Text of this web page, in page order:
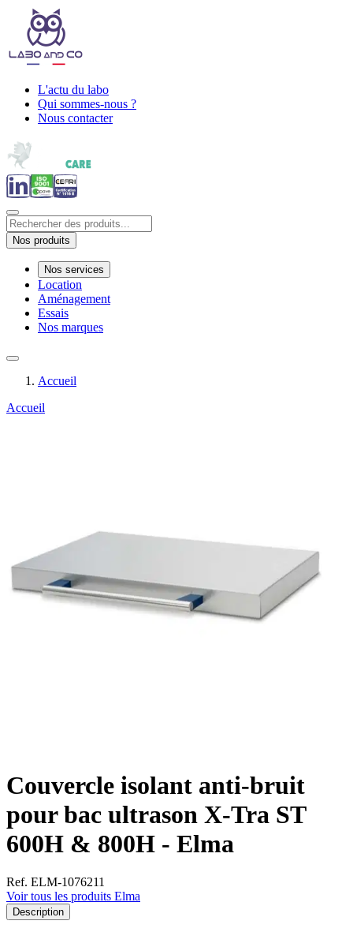
L'actu du labo
Qui sommes-nous ?
Nous contacter
Nos produits
Nos services
Location
Aménagement
Essais
Nos marques
Accueil
Accueil
Couvercle isolant anti-bruit
pour bac ultrason X-Tra ST
600H & 800H - Elma
Ref. ELM-1076211
Voir tous les produits Elma
Description